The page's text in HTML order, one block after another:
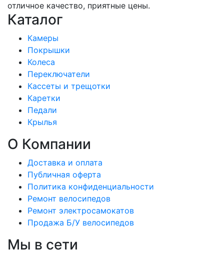
отличное качество, приятные цены.
Каталог
Камеры
Покрышки
Колеса
Переключатели
Кассеты и трещотки
Каретки
Педали
Крылья
О Компании
Доставка и оплата
Публичная оферта
Политика конфиденциальности
Ремонт велосипедов
Ремонт электросамокатов
Продажа Б/У велосипедов
Мы в сети